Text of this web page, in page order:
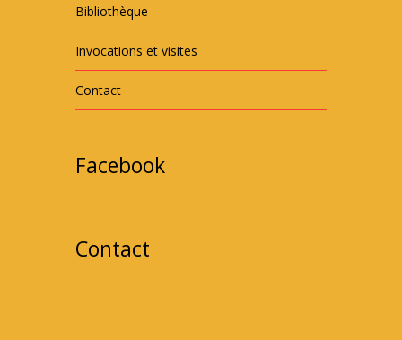
Bibliothèque
Invocations et visites
Contact
Facebook
Contact